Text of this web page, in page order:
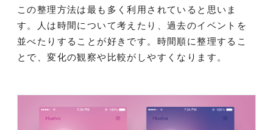
この整理方法は最も多く利用されていると思いま
す。人は時間について考えたり、過去のイベントを
並べたりすることが好きです。時間順に整理するこ
とで、変化の観察や比較がしやすくなります。